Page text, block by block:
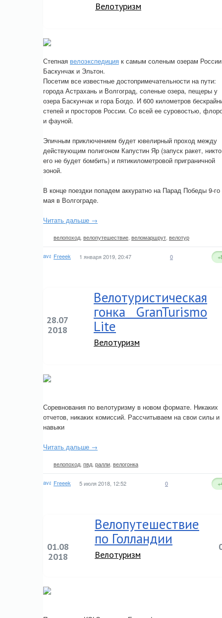
Велотуризм
Степная велоэкспедиция к самым соленым озерам России
Баскунчак и Эльтон.
Посетим все известные достопримечательности на пути:
города Астрахань и Волгоград, соленые озера, пещеры у
озера Баскунчак и гора Богдо. И 600 километров
степей и просторов России. Со всей ее суровостью,
и фауной.
Эпичным приключением будет ювелирный проход между
действующим полигоном Капустин Яр (запуск ракет, никто
его не будет бомбить) и пятикилометровой приграничной
зоной.
В конце поездки попадем аккуратно на Парад Победы 9-го
мая в Волгограде.
Читать дальше →
велопоход велопутешествие веломаршрут велотур
Freeek 1 января 2019, 20:47 0
28.07
2018
Велотуристическая
гонка GranTurismo
Lite
Велотуризм
Соревнования по велотуризму в новом формате. Никаких
отчетов, никаких комиссий. Рассчитываем на свои силы и
навыки
Читать дальше →
велопоход пвд ралли велогонка
Freeek 5 июля 2018, 12:52 0
01.08
2018
Велопутешествие
по Голландии
Велотуризм